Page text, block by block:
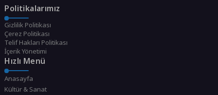
Politikalarımız
Gizlilik Politikası
Çerez Politikası
Telif Hakları Politikası
İçerik Yönetimi
Hızlı Menü
Anasayfa
Kültür & Sanat